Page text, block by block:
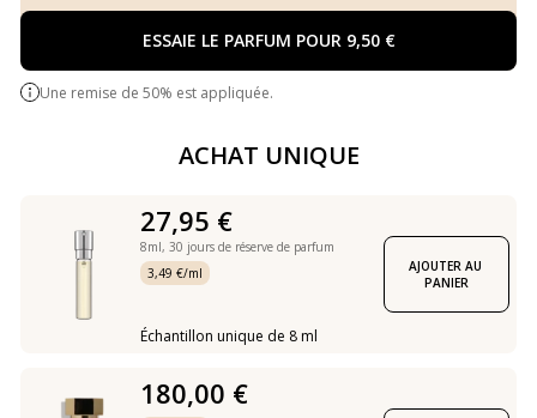
ESSAIE LE PARFUM POUR 9,50 €
Une remise de 50% est appliquée.
ACHAT UNIQUE
27,95 €
8ml, 30 jours de réserve de parfum
3,49 €/ml
Échantillon unique de 8 ml
AJOUTER AU
PANIER
180,00 €